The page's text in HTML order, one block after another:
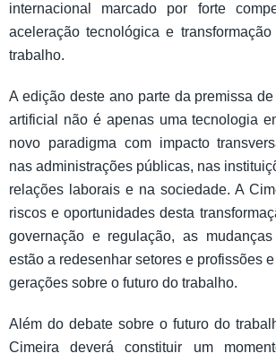
internacional marcado por forte
aceleração tecnológica e
trabalho.
A edição deste ano parte da premissa
artificial não é apenas uma tecnologia
novo paradigma com impacto
nas administrações públicas, nas
relações laborais e na sociedade. A
riscos e oportunidades desta
governação e regulação, as
estão a redesenhar setores e profissões
gerações sobre o futuro do trabalho.
Além do debate sobre o futuro do
Cimeira deverá constituir um